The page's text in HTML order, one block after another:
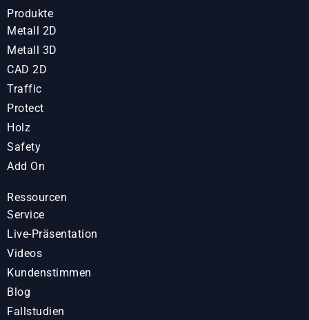
Produkte
Metall 2D
Metall 3D
CAD 2D
Traffic
Protect
Holz
Safety
Add On
Ressourcen
Service
Live-Präsentation
Videos
Kundenstimmen
Blog
Fallstudien